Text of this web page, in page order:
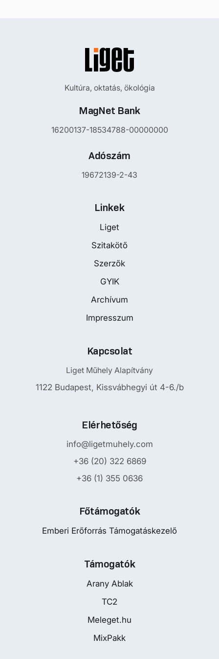
Kultúra, oktatás, ökológia
MagNet Bank
16200137-18534788-00000000
Adószám
19672139-2-43
Linkek
Liget
Szitakötő
Szerzők
GYIK
Archívum
Impresszum
Kapcsolat
Liget Műhely Alapítvány
1122 Budapest, Kissvábhegyi út 4-6./b
Elérhetőség
info@ligetmuhely.com
+36 (20) 322 6869
+36 (1) 355 0636
Főtámogatók
Emberi Erőforrás Támogatáskezelő
Támogatók
Arany Ablak
TC2
Meleget.hu
MixPakk